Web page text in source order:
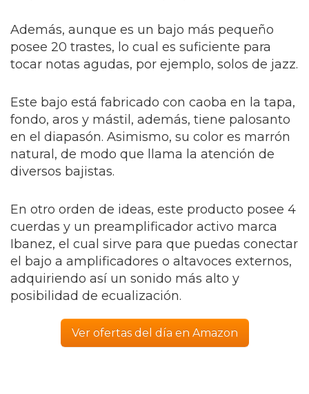
Además, aunque es un bajo más pequeño
posee 20 trastes, lo cual es suficiente para
tocar notas agudas, por ejemplo, solos de jazz.
Este bajo está fabricado con caoba en la tapa,
fondo, aros y mástil, además, tiene palosanto
en el diapasón. Asimismo, su color es marrón
natural, de modo que llama la atención de
diversos bajistas.
En otro orden de ideas, este producto posee 4
cuerdas y un preamplificador activo marca
Ibanez, el cual sirve para que puedas conectar
el bajo a amplificadores o altavoces externos,
adquiriendo así un sonido más alto y
posibilidad de ecualización.
Ver ofertas del día en Amazon